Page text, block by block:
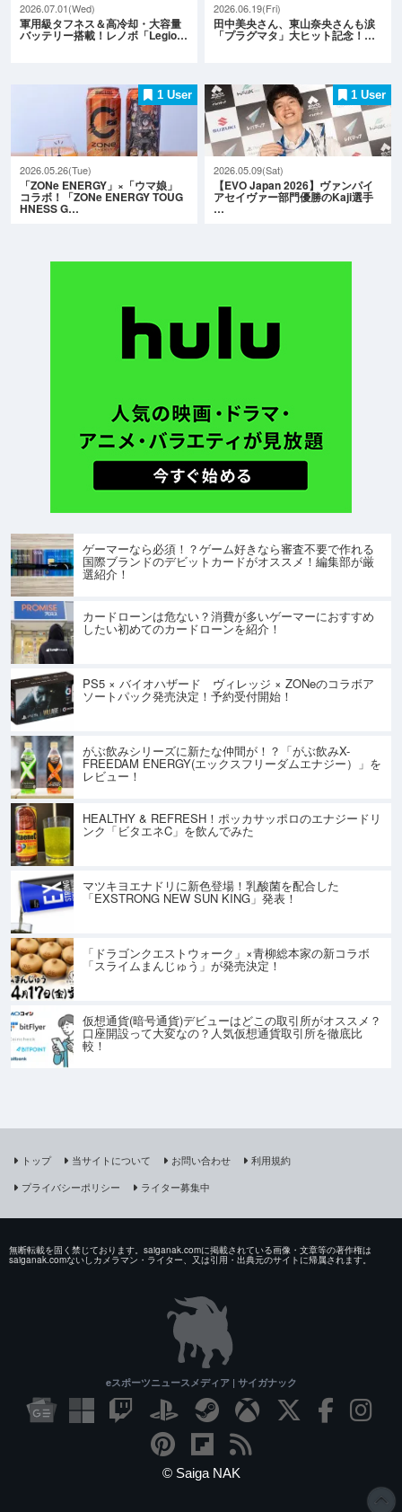
2026.07.01(Wed)
軍用級タフネス＆高冷却・大容量
バッテリー搭載！レノボ「Legio…
2026.06.19(Fri)
田中美央さん、東山奈央さんも涙
「プラグマタ」大ヒット記念！…
1 User
2026.05.26(Tue)
「ZONe ENERGY」×「ウマ娘」
コラボ！「ZONe ENERGY TOUG
HNESS G…
1 User
2026.05.09(Sat)
【EVO Japan 2026】ヴァンパイ
アセイヴァー部門優勝のKaji選手
…
ゲーマーなら必須！？ゲーム好きなら審査不要で作れる
国際ブランドのデビットカードがオススメ！編集部が厳
選紹介！
カードローンは危ない？消費が多いゲーマーにおすすめ
したい初めてのカードローンを紹介！
PS5 × バイオハザード ヴィレッジ × ZONeのコラボア
ソートパック発売決定！予約受付開始！
がぶ飲みシリーズに新たな仲間が！？「がぶ飲みX-
FREEDAM ENERGY(エックスフリーダムエナジー）」を
レビュー！
HEALTHY & REFRESH！ポッカサッポロのエナジードリ
ンク「ビタエネC」を飲んでみた
マツキヨエナドリに新色登場！乳酸菌を配合した
「EXSTRONG NEW SUN KING」発表！
「ドラゴンクエストウォーク」×青柳総本家の新コラボ
「スライムまんじゅう」が発売決定！
仮想通貨(暗号通貨)デビューはどこの取引所がオススメ？
口座開設って大変なの？人気仮想通貨取引所を徹底比
較！
トップ 当サイトについて お問い合わせ
利用規約
プライバシーポリシー
ライター募集中
無断転載を固く禁じております。saiganak.comに掲載されている画像・文章等の著作権は
saiganak.comないしカメラマン・ライター、又は引用・出典元のサイトに帰属されます。
eスポーツニュースメディア | サイガナック
© Saiga NAK